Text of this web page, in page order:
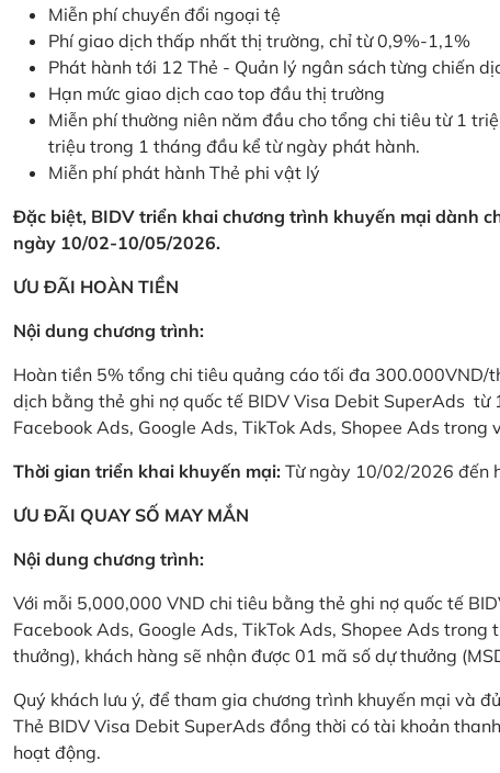
Miễn phí chuyển đổi ngoại tệ
Phí giao dịch thấp nhất thị trường, chỉ từ 0,9%-1,1%
Phát hành tới 12 Thẻ - Quản lý ngân sách từng chiến
Hạn mức giao dịch cao top đầu thị trường
Miễn phí thường niên năm đầu cho tổng chi tiêu từ 1
triệu trong 1 tháng đầu kể từ ngày phát hành.
Miễn phí phát hành Thẻ phi vật lý
Đặc biệt, BIDV triển khai chương trình khuyến mại dành
ngày 10/02-10/05/2026.
ƯU ĐÃI HOÀN TIỀN
Nội dung chương trình:
Hoàn tiền 5% tổng chi tiêu quảng cáo tối đa
dịch bằng thẻ ghi nợ quốc tế BIDV Visa Debit SuperAds
Facebook Ads, Google Ads, TikTok Ads, Shopee Ads
Thời gian triển khai khuyến mại: Từ ngày 10/02/2026 đến
ƯU ĐÃI QUAY SỐ MAY MẮN
Nội dung chương trình:
Với mỗi 5,000,000 VND chi tiêu bằng thẻ ghi nợ quốc tế
Facebook Ads, Google Ads, TikTok Ads, Shopee Ads
thưởng), khách hàng sẽ nhận được 01 mã số dự thưởng
Quý khách lưu ý, để tham gia chương trình khuyến mại và
Thẻ BIDV Visa Debit SuperAds đồng thời có tài khoản
hoạt động.